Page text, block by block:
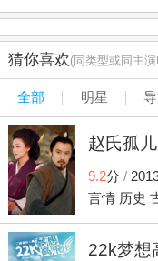
张伟还是陆展博，大
受伤影响了行走，曾
一个胡姓算命先生，胡
出曾小贤犯了血光之灾
话，为了戏弄一下胡
命。 待算命先生算完
生的话，算命先生见曾
来，露出另外一张新
广告牌上写着“不相信
贤认为算命先生是在坑
完了在街上算命的事情
情。 天气非常好，关
她一起逛街购物，事后
猜你喜欢(同类型或同主
全部 明星
赵氏孤
9.2分 /
言情 历史
22k梦想